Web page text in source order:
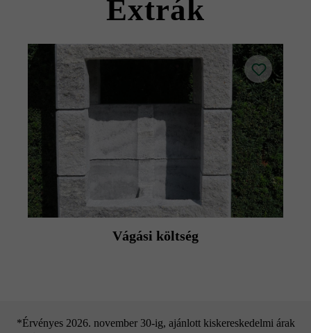
Extrák
Vágási költség
*Érvényes 2026. november 30-ig, ajánlott kiskereskedelmi árak